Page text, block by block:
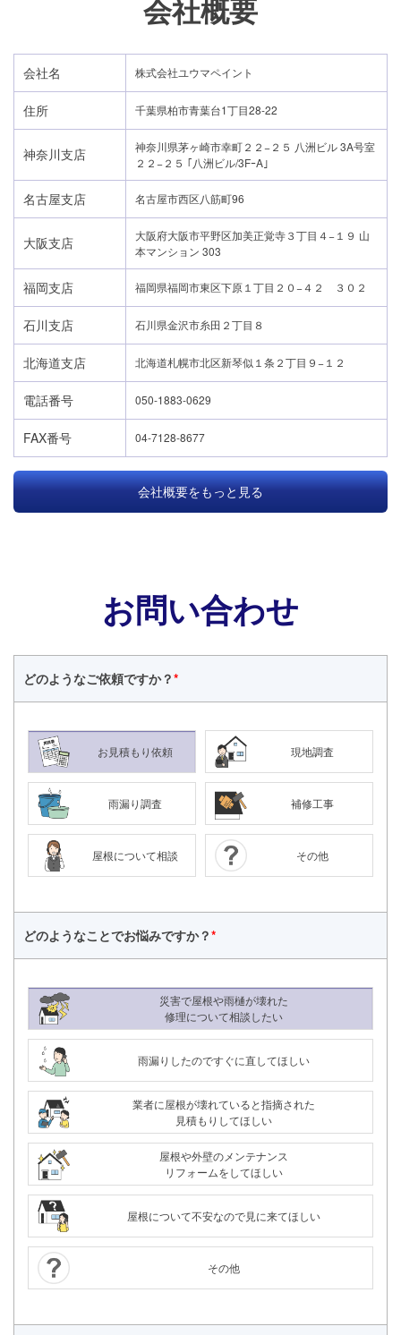
24時間365日対応
会社概要
会社名 株式会社ユウマペイント
住所 千葉県柏市青葉台1丁目28-22
神奈川支店
神奈川県茅ヶ崎市幸町２２−２５ 八洲ビル 3A号室
２２−２５ ｢八洲ビル/3FｰA｣
名古屋支店 名古屋市西区八筋町96
大阪支店
大阪府大阪市平野区加美正覚寺３丁目４−１９ 山
本マンション 303
福岡支店 福岡県福岡市東区下原１丁目２０−４２ ３０２
石川支店 石川県金沢市糸田２丁目８
北海道支店 北海道札幌市北区新琴似１条２丁目９−１２
電話番号 050-1883-0629
FAX番号 04-7128-8677
会社概要をもっと見る
お問い合わせ
どのようなご依頼ですか？*
お見積もり依頼 現地調査
雨漏り調査 補修工事
屋根について相談 その他
どのようなことでお悩みですか？*
災害で屋根や雨樋が壊れた
修理について相談したい
雨漏りしたのですぐに直してほしい
業者に屋根が壊れていると指摘された
見積もりしてほしい
屋根や外壁のメンテナンス
リフォームをしてほしい
屋根について不安なので見に来てほしい
その他